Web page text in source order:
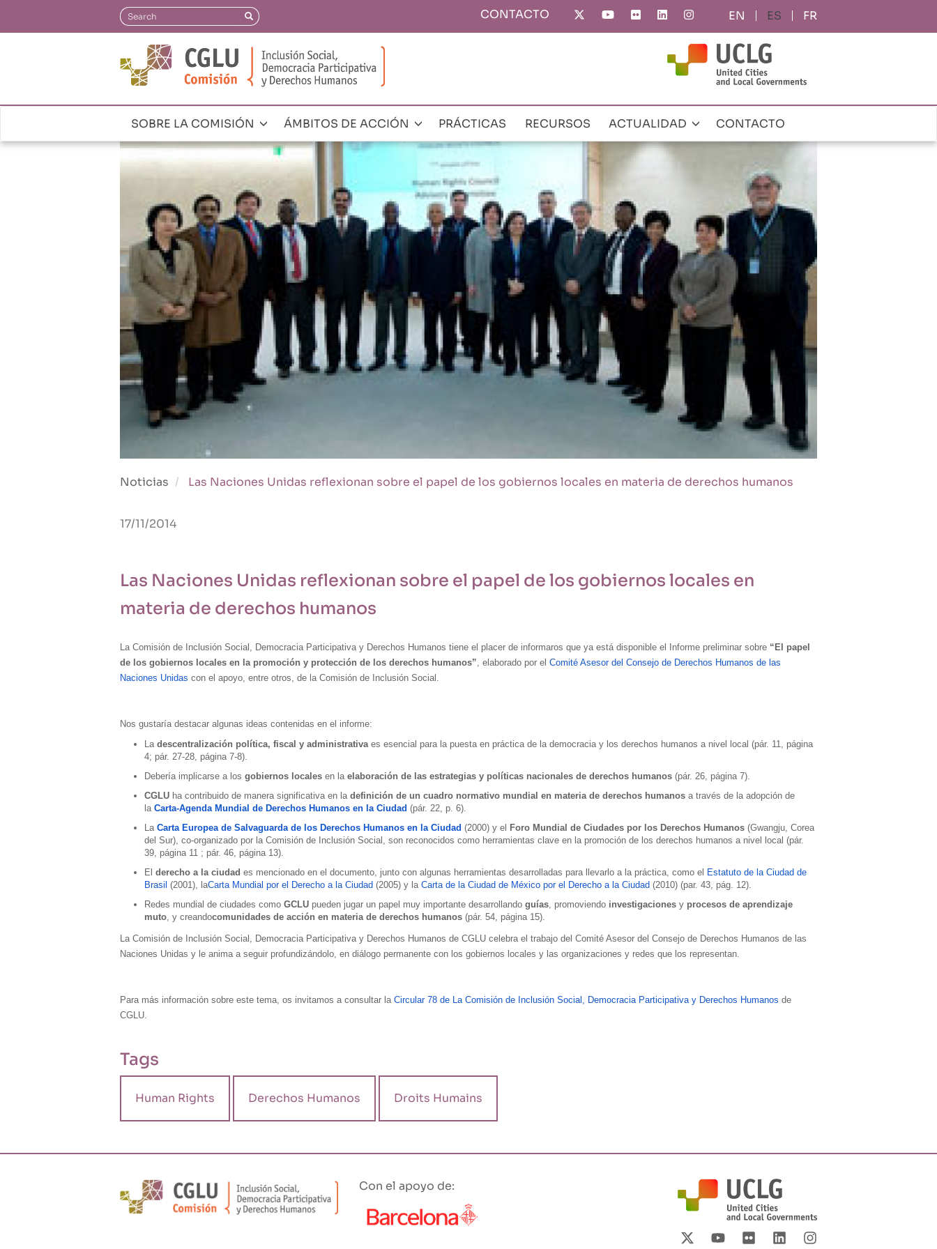
ES FR
Top
CONTACTO
Search Search
Navegación
principal
SOBRE LA COMISIÓN ÁMBITOS DE ACCIÓN PRÁCTICAS RECURSOS ACTUALIDAD CONTACTO
Noticias Las Naciones Unidas reflexionan sobre el papel de los gobiernos locales en materia de derechos humanos
17/11/2014
Las Naciones Unidas reflexionan sobre el papel de los gobiernos locales en
materia de derechos humanos
La Comisión de Inclusión Social, Democracia Participativa y Derechos Humanos tiene el placer de informaros que ya está disponible el Informe preliminar sobre “El papel
de los gobiernos locales en la promoción y protección de los derechos humanos”, elaborado por el Comité Asesor del Consejo de Derechos Humanos de las
Naciones Unidas con el apoyo, entre otros, de la Comisión de Inclusión Social.
Nos gustaría destacar algunas ideas contenidas en el informe:
La descentralización política, fiscal y administrativa es esencial para la puesta en práctica de la democracia y los derechos humanos a nivel local (pár. 11, página
4; pár. 27-28, página 7-8).
Debería implicarse a los gobiernos locales en la elaboración de las estrategias y políticas nacionales de derechos humanos(pár. 26, página 7).
CGLU ha contribuido de manera significativa en ladefinición de un cuadro normativo mundial en materia de derechos humanos a través de la adopción de
la Carta-Agenda Mundial de Derechos Humanos en la Ciudad (pár. 22, p. 6).
La Carta Europea de Salvaguarda de los Derechos Humanos en la Ciudad (2000) y el Foro Mundial de Ciudades por los Derechos Humanos(Gwangju, Corea
del Sur), co-organizado por la Comisión de Inclusión Social, son reconocidos como herramientas clave en la promoción de los derechos humanos a nivel local (pár.
39, página 11 ; pár. 46, página 13).
El derecho a la ciudad es mencionado en el documento, junto con algunas herramientas desarrolladas para llevarlo a la práctica, como el Estatuto de la Ciudad de
Brasil (2001), laCarta Mundial por el Derecho a la Ciudad (2005) y la Carta de la Ciudad de México por el Derecho a la Ciudad (2010) (par. 43, pág. 12).
Redes mundial de ciudades como GCLUpueden jugar un papel muy importante desarrollando guías, promoviendo investigacionesy procesos de aprendizaje
muto, y creandocomunidades de acción en materia de derechos humanos(pár. 54, página 15).
La Comisión de Inclusión Social, Democracia Participativa y Derechos Humanos de CGLU celebra el trabajo del Comité Asesor del Consejo de Derechos Humanos de las
Naciones Unidas y le anima a seguir profundizándolo, en diálogo permanente con los gobiernos locales y las organizaciones y redes que los representan.
Para más información sobre este tema, os invitamos a consultar la Circular 78 de La Comisión de Inclusión Social, Democracia Participativa y Derechos Humanos de
CGLU.
Tags
Human Rights Derechos Humanos Droits Humains
Con el apoyo de: